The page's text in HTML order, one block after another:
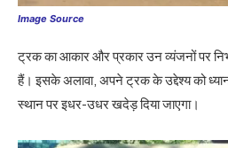
Image Source
ट्रक का आकार और प्रकार उन व्यंजनों पर
हैं। इसके अलावा, अपने ट्रक के उद्देश्य को
स्थान पर इधर-उधर खदेड़ दिया जाएगा।